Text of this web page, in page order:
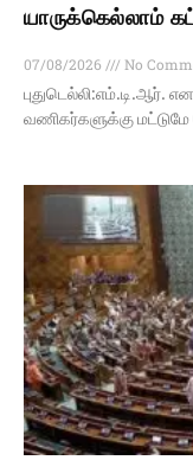
யாருக்கெல்லாம்
07/08/2026
No
புதுடெல்லி:எம்.டி.ஆர்.
வணிகர்களுக்கு